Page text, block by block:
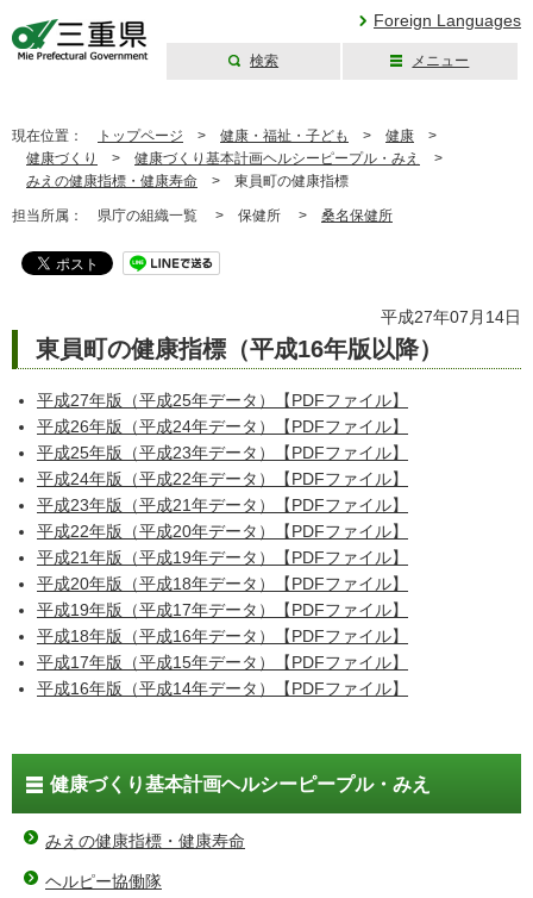
Foreign Languages
検索 メニュー
現在位置： トップページ > 健康・福祉・子ども > 健康 >
健康づくり
> 健康づくり基本計画ヘルシーピープル・みえ
>
みえの健康指標・健康寿命 > 東員町の健康指標
担当所属： 県庁の組織一覧 > 保健所 > 桑名保健所
平成27年07月14日
東員町の健康指標（平成16年版以降）
平成27年版（平成25年データ）【PDFファイル】
平成26年版（平成24年データ）【PDFファイル】
平成25年版（平成23年データ）【PDFファイル】
平成24年版（平成22年データ）【PDFファイル】
平成23年版（平成21年データ）【PDFファイル】
平成22年版（平成20年データ）【PDFファイル】
平成21年版（平成19年データ）【PDFファイル】
平成20年版（平成18年データ）【PDFファイル】
平成19年版（平成17年データ）【PDFファイル】
平成18年版（平成16年データ）【PDFファイル】
平成17年版（平成15年データ）【PDFファイル】
平成16年版（平成14年データ）【PDFファイル】
健康づくり基本計画ヘルシーピープル・みえ
みえの健康指標・健康寿命
ヘルピー協働隊